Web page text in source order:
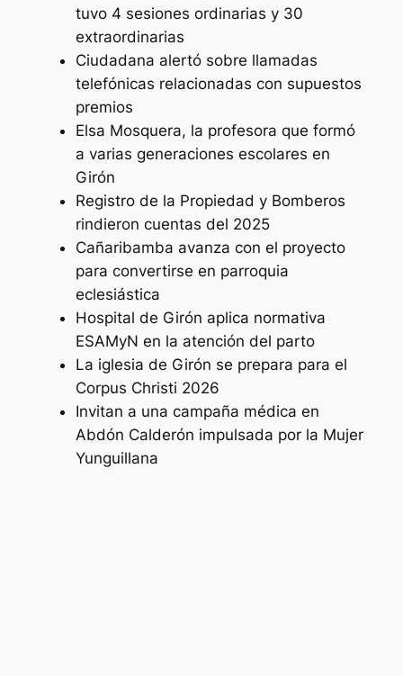
tuvo 4 sesiones ordinarias y 30
extraordinarias
Ciudadana alertó sobre llamadas
telefónicas relacionadas con supuestos
premios
Elsa Mosquera, la profesora que formó
a varias generaciones escolares en
Girón
Registro de la Propiedad y Bomberos
rindieron cuentas del 2025
Cañaribamba avanza con el proyecto
para convertirse en parroquia
eclesiástica
Hospital de Girón aplica normativa
ESAMyN en la atención del parto
La iglesia de Girón se prepara para el
Corpus Christi 2026
Invitan a una campaña médica en
Abdón Calderón impulsada por la Mujer
Yunguillana